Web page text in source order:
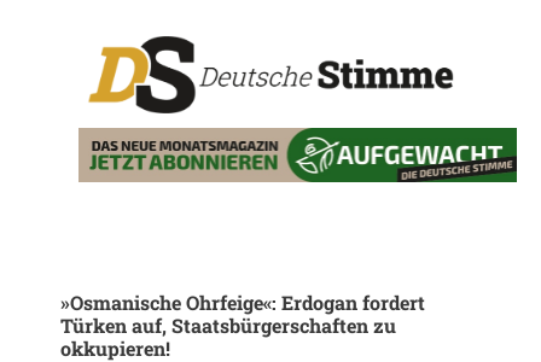
»Osmanische Ohrfeige«: Erdogan fordert
Türken auf, Staatsbürgerschaften zu
okkupieren!